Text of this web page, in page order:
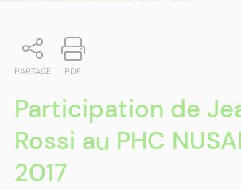
PARTAGE PDF
Participation de
Rossi au PHC
2017